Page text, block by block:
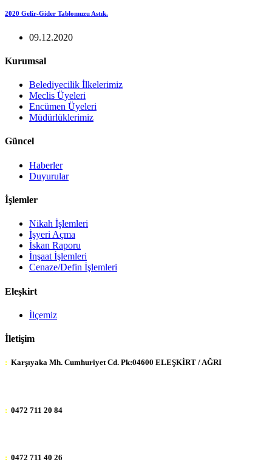
2020 Gelir-Gider Tablomuzu Astık.
09.12.2020
Kurumsal
Belediyecilik İlkelerimiz
Meclis Üyeleri
Encümen Üyeleri
Müdürlüklerimiz
Güncel
Haberler
Duyurular
İşlemler
Nikah İşlemleri
İşyeri Açma
İskan Raporu
İnşaat İşlemleri
Cenaze/Defin İşlemleri
Eleşkirt
İlçemiz
İletişim
: Karşıyaka Mh. Cumhuriyet Cd. Pk:04600 ELEŞKİRT / AĞRI
: 0472 711 20 84
: 0472 711 40 26